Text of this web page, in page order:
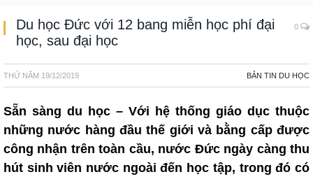
Du học Đức với 12 bang miễn học phí đại
học, sau đại học
0
THỨ NĂM 19/12/2019 BẢN TIN DU HỌC
Sẵn sàng du học – Với hệ thống giáo dục thuộc
những nước hàng đầu thế giới và bằng cấp được
công nhận trên toàn cầu, nước Đức ngày càng thu
hút sinh viên nước ngoài đến học tập, trong đó có